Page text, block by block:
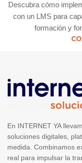
Descubra cómo
con un LMS para
formación y
En INTERNET YA
soluciones digitales,
medida. Combinamos
real para impulsar la